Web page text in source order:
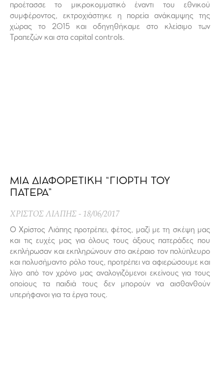
προέτασσε το μικροκομματικό έναντι του εθνικού
συμφέροντος, εκτροχιάστηκε η πορεία ανάκαμψης της
χώρας το 2015 και οδηγηθήκαμε στο κλείσιμο των
Τραπεζών και στα capital controls.
ΜΙΑ ΔΙΑΦΟΡΕΤΙΚΗ “ΓΙΟΡΤΗ ΤΟΥ
ΠΑΤΕΡΑ”
ΧΡΙΣΤΟΣ ΛΙΑΠΗΣ 18/06/2017
Ο Χρίστος Λιάπης προτρέπει, φέτος, μαζί με τη σκέψη μας
και τις ευχές μας για όλους τους άξιους πατεράδες που
εκπλήρωσαν και εκπληρώνουν στο ακέραιο τον πολύπλευρο
και πολυσήμαντο ρόλο τους, προτρέπει να αφιερώσουμε και
λίγο από τον χρόνο μας αναλογιζόμενοι εκείνους για τους
οποίους τα παιδιά τους δεν μπορούν να αισθανθούν
υπερήφανοι για τα έργα τους.